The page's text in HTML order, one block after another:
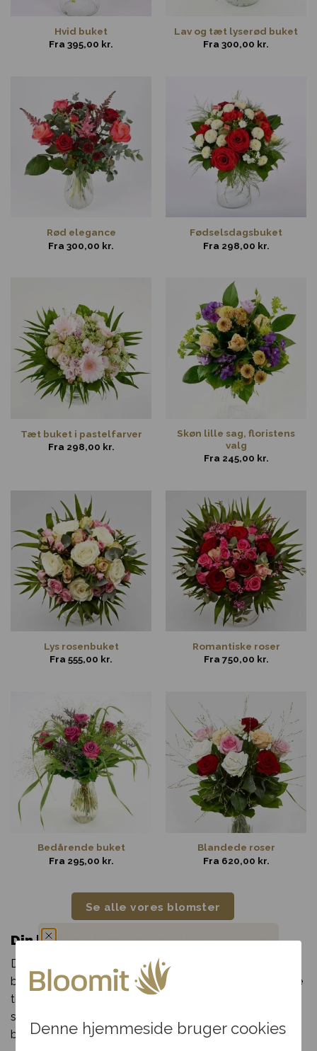
Denne hjemmeside bruger cookies
Hvid buket
Fra 395,00 kr.
Lav og tæt lyserød buket
Fra 300,00 kr.
Rød elegance
Fra 300,00 kr.
Fødselsdagsbuket
Fra 298,00 kr.
Tæt buket i pastelfarver
Fra 298,00 kr.
Skøn lille sag, floristens
valg
Fra 245,00 kr.
Lys rosenbuket
Fra 555,00 kr.
Romantiske roser
Fra 750,00 kr.
Bedårende buket
Fra 295,00 kr.
Blandede roser
Fra 620,00 kr.
Se alle vores blomster
Din lokale blomsterhandler i Jystrup
Du kan trygt vælge os, når du har brug for
blomsterlevering i Jystrup. Vores erfaring går helt tilbage
til 70’erne og vores mange år i blomsterbranchen har
sikret os et kæmpe netværk af florister og
blomsterbutikker som vi samarbejder med.
Du har fået en